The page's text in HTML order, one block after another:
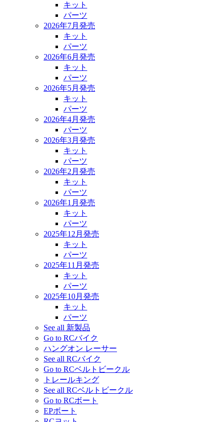
キット
パーツ
2026年7月発売
キット
パーツ
2026年6月発売
キット
パーツ
2026年5月発売
キット
パーツ
2026年4月発売
パーツ
2026年3月発売
キット
パーツ
2026年2月発売
キット
パーツ
2026年1月発売
キット
パーツ
2025年12月発売
キット
パーツ
2025年11月発売
キット
パーツ
2025年10月発売
キット
パーツ
See all 新製品
Go to RCバイク
ハングオン レーサー
See all RCバイク
Go to RCベルトビークル
トレールキング
See all RCベルトビークル
Go to RCボート
EPボート